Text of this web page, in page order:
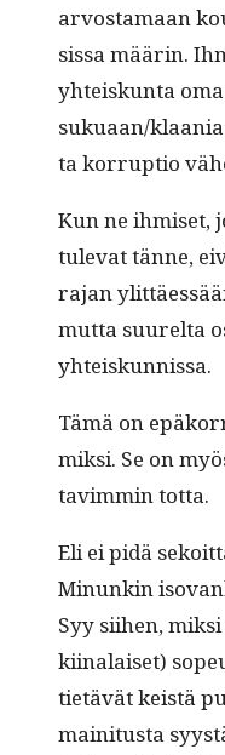
arvosta­maan
sis­sa määrin.
yhteiskun­ta
sukuaan/
ta kor­rup­tio
Kun ne ihmiset,
tule­vat tänne,
rajan
mut­ta suurelta
yhteiskunnissa.
Tämä on
mik­si. Se on
tavim­min totta.
Eli ei pidä
Min­unkin
Syy siihen,
kiinalaiset)
tietävät keistä
maini­tus­ta